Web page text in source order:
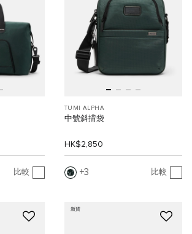
比較
TUMI ALPHA
中號斜揹袋
HK$2,850
3 比較
新貨